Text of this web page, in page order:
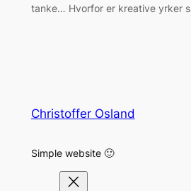
tanke… Hvorfor er kreative yrker
Christoffer Osland
Simple website 🙂